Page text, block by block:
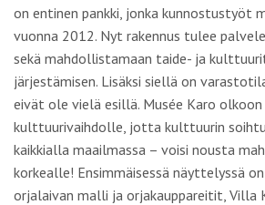
on entinen pankki, jonka kunnostustyöt
vuonna 2012. Nyt rakennus tulee
sekä mahdollistamaan taide- ja
järjestämisen. Lisäksi siellä on
eivät ole vielä esillä. Musée Karo olkoon
kulttuurivaihdolle, jotta kulttuurin
kaikkialla maailmassa – voisi nousta
korkealle! Ensimmäisessä näyttelyssä
orjalaivan malli ja orjakauppareitit, Villa